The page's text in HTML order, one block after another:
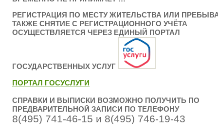
РЕГИСТРАЦИЯ ПО МЕСТУ ЖИТЕЛЬСТВА ИЛИ
ТАКЖЕ СНЯТИЕ С РЕГИСТРАЦИОННОГО УЧЁТА
ОСУЩЕСТВЛЯЕТСЯ ЧЕРЕЗ ЕДИНЫЙ ПОРТАЛ
ГОСУДАРСТВЕННЫХ УСЛУГ
ПОРТАЛ ГОСУСЛУГИ
СПРАВКИ И ВЫПИСКИ ВОЗМОЖНО ПОЛУЧИТЬ ПО
ПРЕДВАРИТЕЛЬНОЙ ЗАПИСИ ПО ТЕЛЕФОНУ
8(495) 741-46-15 и 8(495) 746-19-43